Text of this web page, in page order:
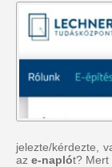
jelezte/kérdezte,
az e-naplót? Mert